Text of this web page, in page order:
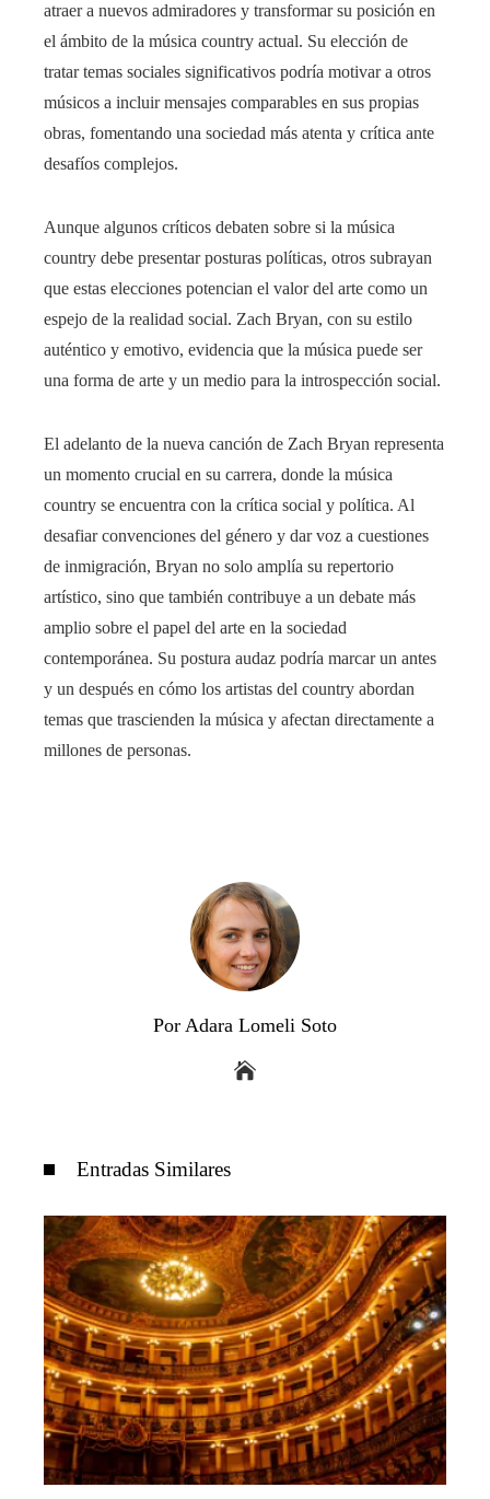
atraer a nuevos admiradores y transformar su posición en
el ámbito de la música country actual. Su elección de
tratar temas sociales significativos podría motivar a otros
músicos a incluir mensajes comparables en sus propias
obras, fomentando una sociedad más atenta y crítica ante
desafíos complejos.
Aunque algunos críticos debaten sobre si la música
country debe presentar posturas políticas, otros subrayan
que estas elecciones potencian el valor del arte como un
espejo de la realidad social. Zach Bryan, con su estilo
auténtico y emotivo, evidencia que la música puede ser
una forma de arte y un medio para la introspección social.
El adelanto de la nueva canción de Zach Bryan representa
un momento crucial en su carrera, donde la música
country se encuentra con la crítica social y política. Al
desafiar convenciones del género y dar voz a cuestiones
de inmigración, Bryan no solo amplía su repertorio
artístico, sino que también contribuye a un debate más
amplio sobre el papel del arte en la sociedad
contemporánea. Su postura audaz podría marcar un antes
y un después en cómo los artistas del country abordan
temas que trascienden la música y afectan directamente a
millones de personas.
Por Adara Lomeli Soto
Entradas Similares